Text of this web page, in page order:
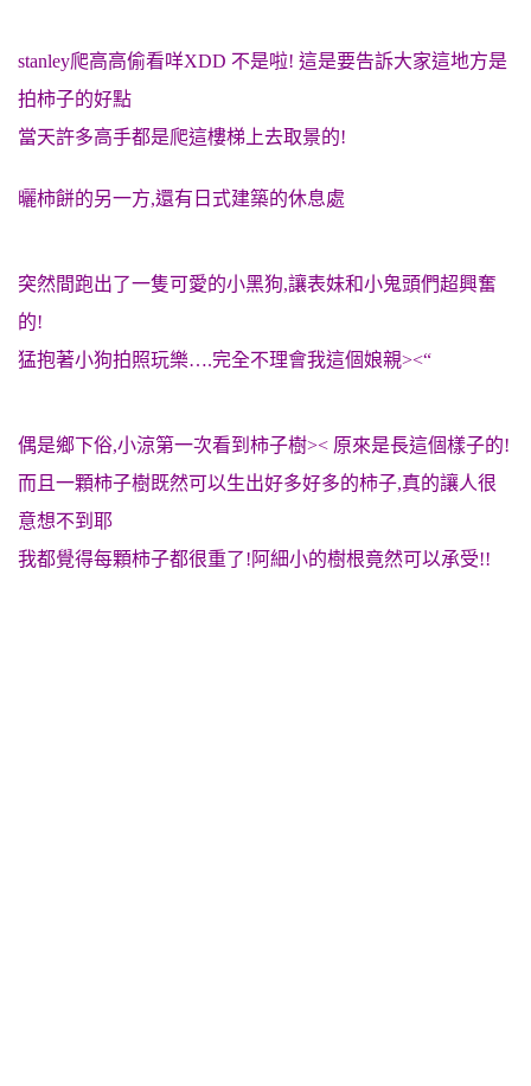
stanley爬高高偷看咩XDD 不是啦! 這是要告訴大家這地方是
拍柿子的好點
當天許多高手都是爬這樓梯上去取景的!
曬柿餅的另一方,還有日式建築的休息處
突然間跑出了一隻可愛的小黑狗,讓表妹和小鬼頭們超興奮
的!
猛抱著小狗拍照玩樂….完全不理會我這個娘親><“
偶是鄉下俗,小涼第一次看到柿子樹>< 原來是長這個樣子的!
而且一顆柿子樹既然可以生出好多好多的柿子,真的讓人很
意想不到耶
我都覺得每顆柿子都很重了!阿細小的樹根竟然可以承受!!